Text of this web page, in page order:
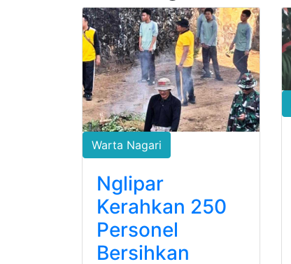
Warta Nagari
Nglipar
Kerahkan 250
Personel
Bersihkan